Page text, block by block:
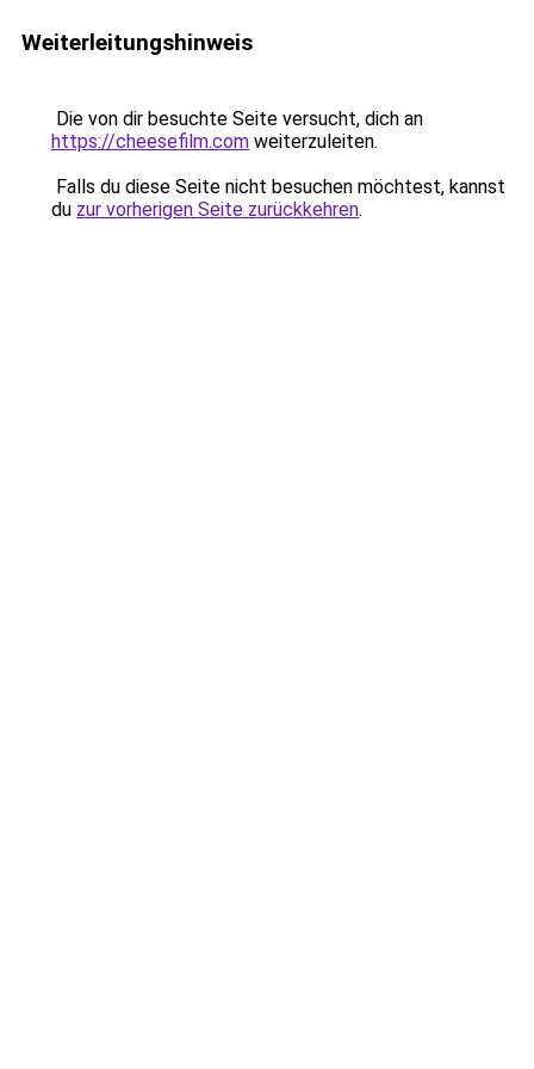
Weiterleitungshinweis
Die von dir besuchte Seite versucht, dich an
https://cheesefilm.com weiterzuleiten.
Falls du diese Seite nicht besuchen möchtest, kannst
du zur vorherigen Seite zurückkehren.